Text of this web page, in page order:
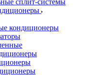
сплит-системы
кондиционеры